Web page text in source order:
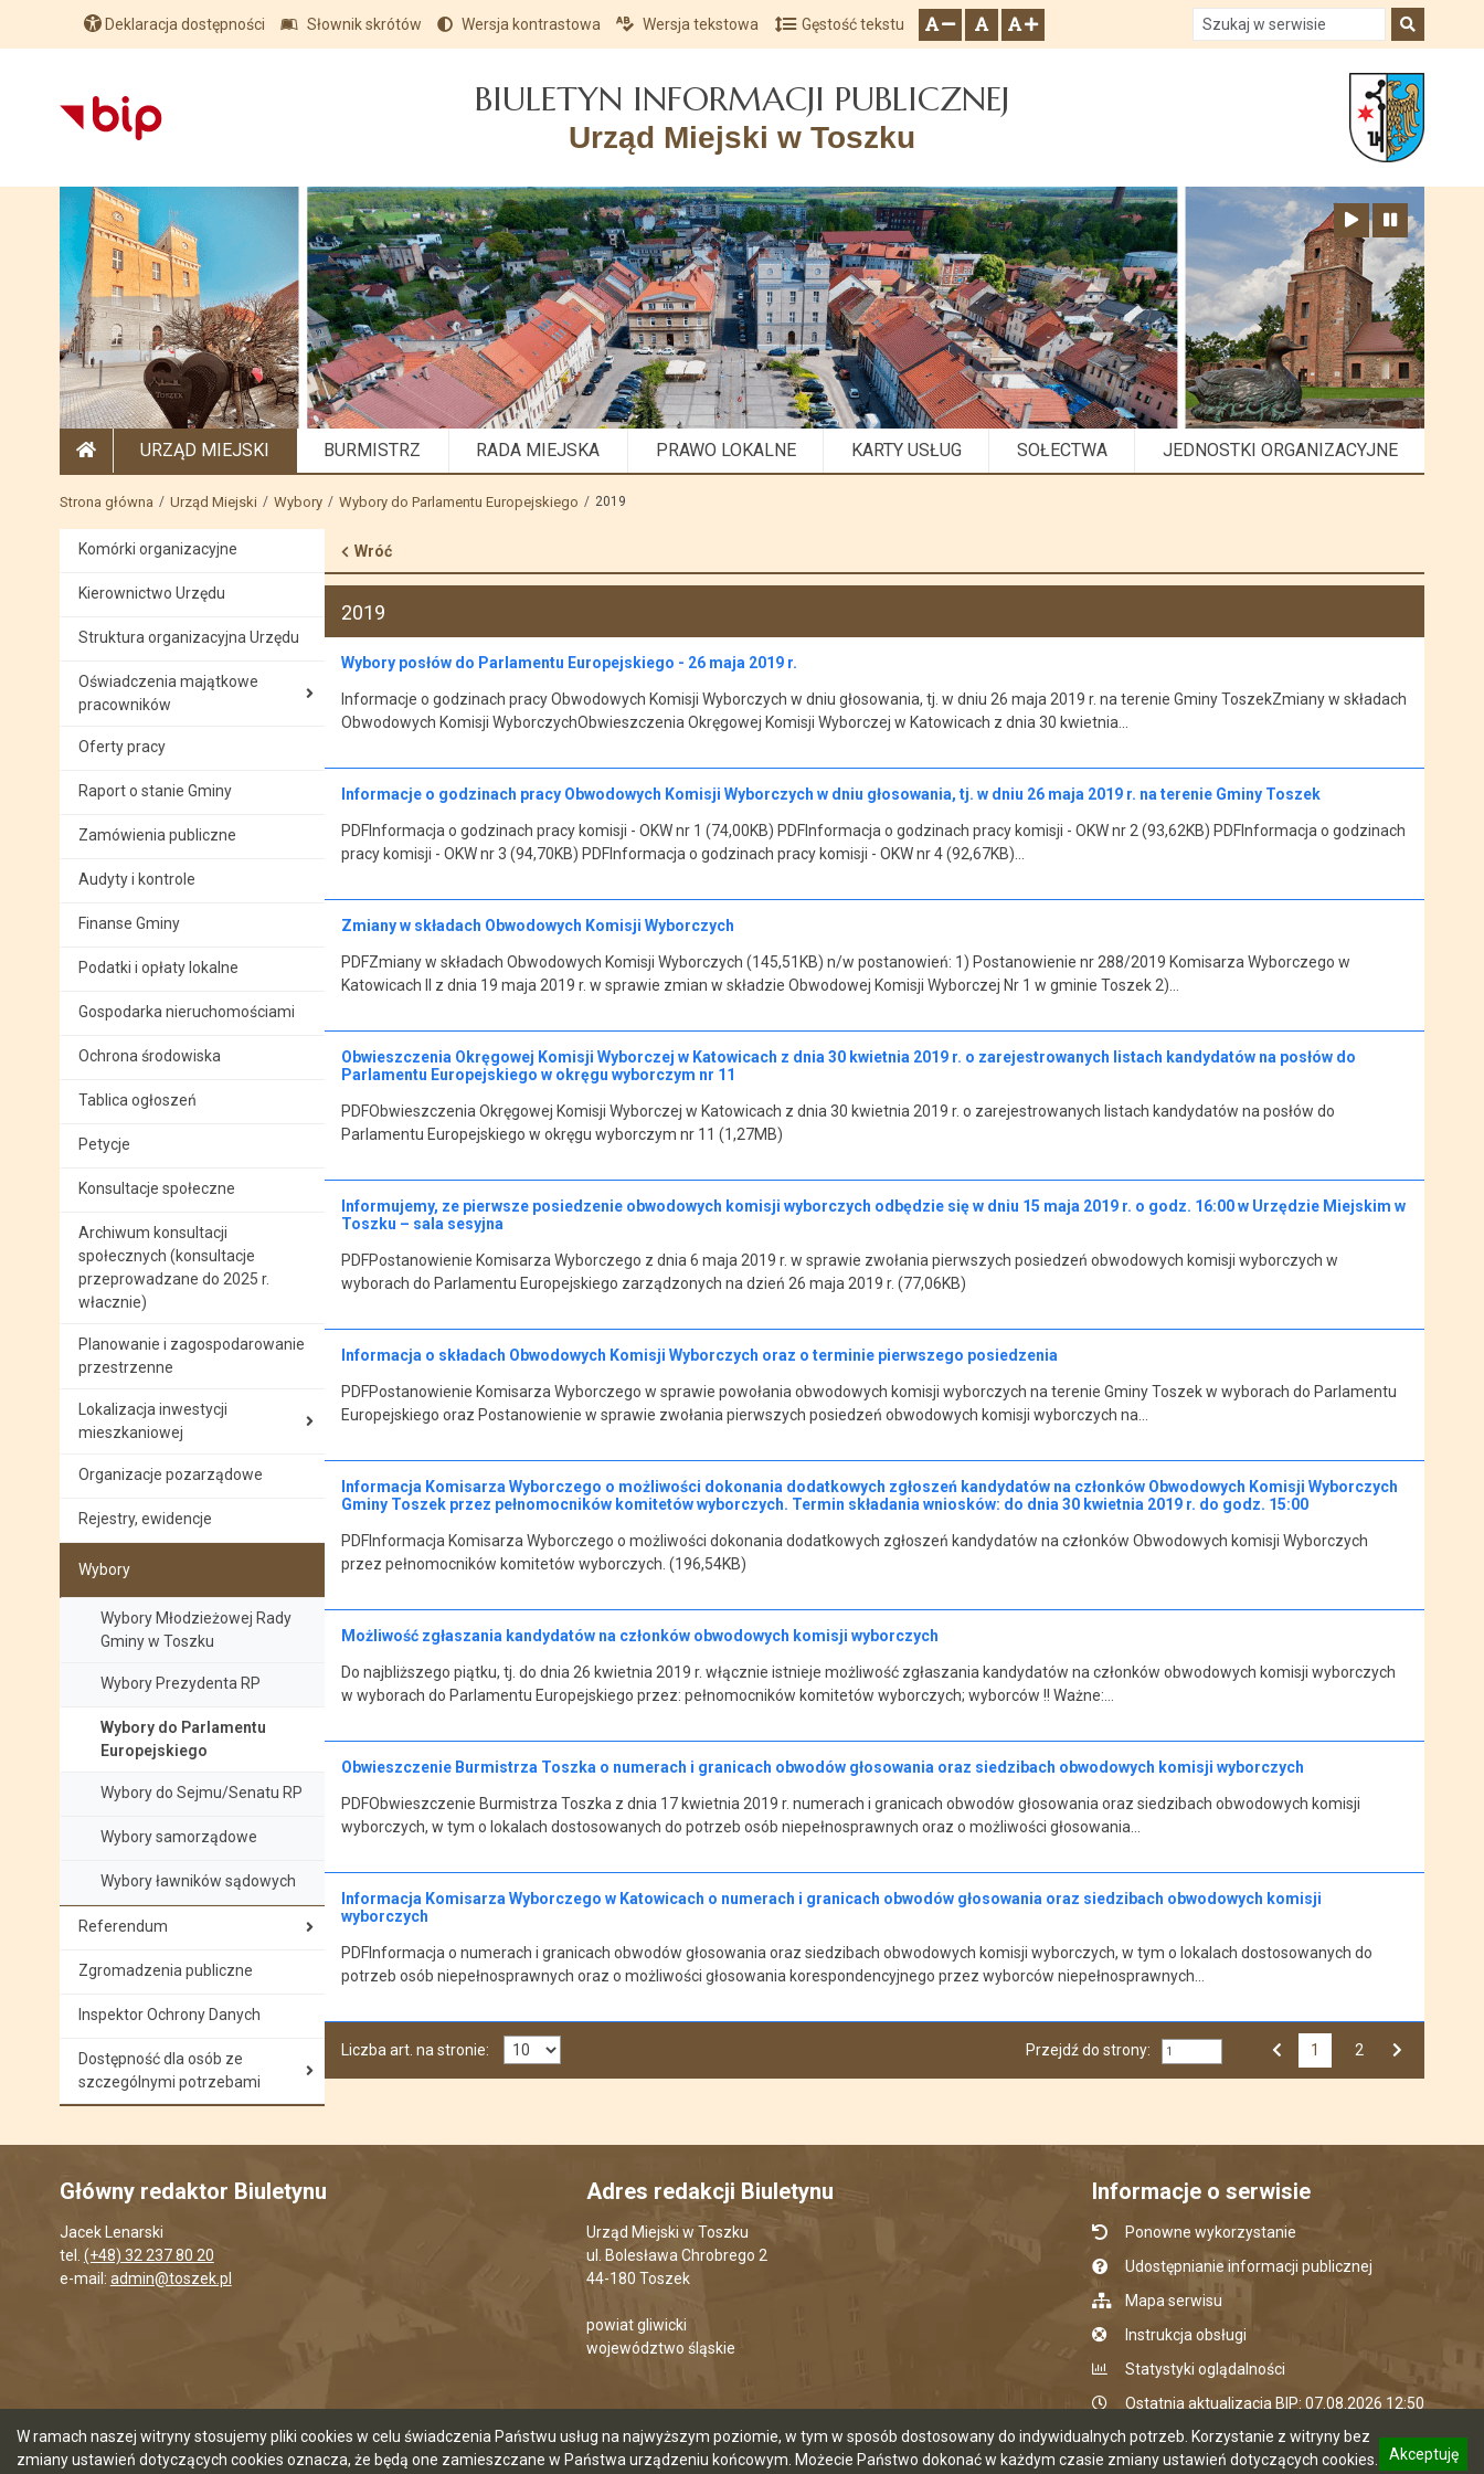
W ramach naszej witryny stosujemy pliki cookies w celu świadczenia Państwu usług na najwyższym poziomie, w tym w sposób dostosowany do indywidualnych potrzeb. Korzystanie z witryny bez
zmiany ustawień dotyczących cookies oznacza, że będą one zamieszczane w Państwa urządzeniu końcowym. Możecie Państwo dokonać w każdym czasie zmiany ustawień dotyczących cookies.
Akceptuję
Przejdź do głównego menu
Przejdź do treści
Przejdź do mapy serwisu
Deklaracja dostępności Słownik skrótów Wersja kontrastowa Wersja tekstowa Gęstość tekstu
BIULETYN INFORMACJI PUBLICZNEJ
Urząd Miejski w Toszku
URZĄD MIEJSKI BURMISTRZ RADA MIEJSKA PRAWO LOKALNE KARTY USŁUG SOŁECTWA JEDNOSTKI ORGANIZACYJNE
Strona główna Urząd Miejski Wybory Wybory do Parlamentu Europejskiego 2019
Komórki organizacyjne
Kierownictwo Urzędu
Struktura organizacyjna Urzędu
Oświadczenia majątkowe
pracowników
Oferty pracy
Raport o stanie Gminy
Zamówienia publiczne
Audyty i kontrole
Finanse Gminy
Podatki i opłaty lokalne
Gospodarka nieruchomościami
Ochrona środowiska
Tablica ogłoszeń
Petycje
Konsultacje społeczne
Archiwum konsultacji
społecznych (konsultacje
przeprowadzane do 2025 r.
włacznie)
Planowanie i zagospodarowanie
przestrzenne
Lokalizacja inwestycji
mieszkaniowej
Organizacje pozarządowe
Rejestry, ewidencje
Wybory
Wybory Młodzieżowej Rady
Gminy w Toszku
Wybory Prezydenta RP
Wybory do Parlamentu
Europejskiego
Wybory do Sejmu/Senatu RP
Wybory samorządowe
Wybory ławników sądowych
Referendum
Zgromadzenia publiczne
Inspektor Ochrony Danych
Dostępność dla osób ze
szczególnymi potrzebami
Wróć
2019
Wybory posłów do Parlamentu Europejskiego - 26 maja 2019 r.
Informacje o godzinach pracy Obwodowych Komisji Wyborczych w dniu głosowania, tj. w dniu 26 maja 2019 r. na terenie Gminy ToszekZmiany w składach
Obwodowych Komisji WyborczychObwieszczenia Okręgowej Komisji Wyborczej w Katowicach z dnia 30 kwietnia…
Informacje o godzinach pracy Obwodowych Komisji Wyborczych w dniu głosowania, tj. w dniu 26 maja 2019 r. na terenie Gminy Toszek
PDFInformacja o godzinach pracy komisji - OKW nr 1 (74,00KB) PDFInformacja o godzinach pracy komisji - OKW nr 2 (93,62KB) PDFInformacja o godzinach
pracy komisji - OKW nr 3 (94,70KB) PDFInformacja o godzinach pracy komisji - OKW nr 4 (92,67KB)…
Zmiany w składach Obwodowych Komisji Wyborczych
PDFZmiany w składach Obwodowych Komisji Wyborczych (145,51KB) n/w postanowień: 1) Postanowienie nr 288/2019 Komisarza Wyborczego w
Katowicach II z dnia 19 maja 2019 r. w sprawie zmian w składzie Obwodowej Komisji Wyborczej Nr 1 w gminie Toszek 2)…
Obwieszczenia Okręgowej Komisji Wyborczej w Katowicach z dnia 30 kwietnia 2019 r. o zarejestrowanych listach kandydatów na posłów do
Parlamentu Europejskiego w okręgu wyborczym nr 11
PDFObwieszczenia Okręgowej Komisji Wyborczej w Katowicach z dnia 30 kwietnia 2019 r. o zarejestrowanych listach kandydatów na posłów do
Parlamentu Europejskiego w okręgu wyborczym nr 11 (1,27MB)
Informujemy, ze pierwsze posiedzenie obwodowych komisji wyborczych odbędzie się w dniu 15 maja 2019 r. o godz. 16:00 w Urzędzie Miejskim w
Toszku – sala sesyjna
PDFPostanowienie Komisarza Wyborczego z dnia 6 maja 2019 r. w sprawie zwołania pierwszych posiedzeń obwodowych komisji wyborczych w
wyborach do Parlamentu Europejskiego zarządzonych na dzień 26 maja 2019 r. (77,06KB)
Informacja o składach Obwodowych Komisji Wyborczych oraz o terminie pierwszego posiedzenia
PDFPostanowienie Komisarza Wyborczego w sprawie powołania obwodowych komisji wyborczych na terenie Gminy Toszek w wyborach do Parlamentu
Europejskiego oraz Postanowienie w sprawie zwołania pierwszych posiedzeń obwodowych komisji wyborczych na…
Informacja Komisarza Wyborczego o możliwości dokonania dodatkowych zgłoszeń kandydatów na członków Obwodowych Komisji Wyborczych
Gminy Toszek przez pełnomocników komitetów wyborczych. Termin składania wniosków: do dnia 30 kwietnia 2019 r. do godz. 15:00
PDFInformacja Komisarza Wyborczego o możliwości dokonania dodatkowych zgłoszeń kandydatów na członków Obwodowych komisji Wyborczych
przez pełnomocników komitetów wyborczych. (196,54KB)
Możliwość zgłaszania kandydatów na członków obwodowych komisji wyborczych
Do najbliższego piątku, tj. do dnia 26 kwietnia 2019 r. włącznie istnieje możliwość zgłaszania kandydatów na członków obwodowych komisji wyborczych
w wyborach do Parlamentu Europejskiego przez: pełnomocników komitetów wyborczych; wyborców !! Ważne:…
Obwieszczenie Burmistrza Toszka o numerach i granicach obwodów głosowania oraz siedzibach obwodowych komisji wyborczych
PDFObwieszczenie Burmistrza Toszka z dnia 17 kwietnia 2019 r. numerach i granicach obwodów głosowania oraz siedzibach obwodowych komisji
wyborczych, w tym o lokalach dostosowanych do potrzeb osób niepełnosprawnych oraz o możliwości głosowania…
Informacja Komisarza Wyborczego w Katowicach o numerach i granicach obwodów głosowania oraz siedzibach obwodowych komisji
wyborczych
PDFInformacja o numerach i granicach obwodów głosowania oraz siedzibach obwodowych komisji wyborczych, w tym o lokalach dostosowanych do
potrzeb osób niepełnosprawnych oraz o możliwości głosowania korespondencyjnego przez wyborców niepełnosprawnych…
Liczba art. na stronie: Przejdź do strony: 1 2
Główny redaktor Biuletynu
Jacek Lenarski
tel. (+48) 32 237 80 20
e-mail: admin@toszek.pl
Adres redakcji Biuletynu
Urząd Miejski w Toszku
ul. Bolesława Chrobrego 2
44-180 Toszek
powiat gliwicki
województwo śląskie
Informacje o serwisie
Ponowne wykorzystanie
Udostępnianie informacji publicznej
Mapa serwisu
Instrukcja obsługi
Statystyki oglądalności
Ostatnia aktualizacja BIP: 07.08.2026 12:50
5.7.0 [120] CMS i hosting: Logonet Sp. z o.o. w Bydgoszczy